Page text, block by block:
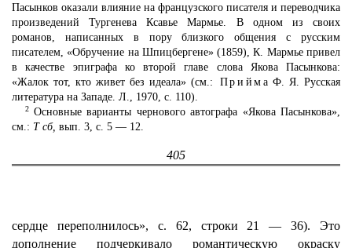
Пасынков оказали влияние на французского писателя и переводчика
произведений Тургенева Ксавье Мармье. В одном из своих
романов, написанных в пору близкого общения с русским
писателем, «Обручение на Шпицбергене» (1859), К. Мармье привел
в качестве эпиграфа ко второй главе слова Якова Пасынкова:
«Жалок тот, кто живет без идеала» (см.:
Прийма Ф. Я. Русская
литература на Западе. Л., 1970, с. 110).
2Основные варианты чернового автографа «Якова Пасынкова»,
см.: Т сб, вып. 3, с. 5 — 12.
405
сердце переполнилось», с. 62, строки 21 — 36). Это
дополнение подчеркивало романтическую окраску